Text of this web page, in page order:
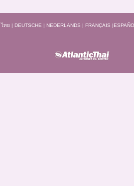
ไทย | DEUTSCHE | NEDERLANDS | FRANÇAIS |